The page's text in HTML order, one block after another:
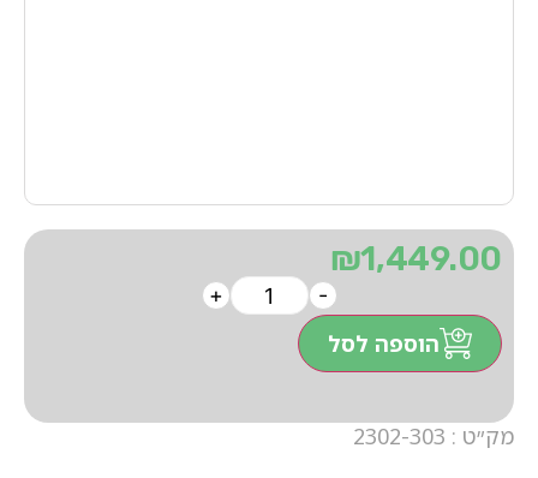
מק״ט : 2302-303
₪1,449.00
-
+
הוספה לסל